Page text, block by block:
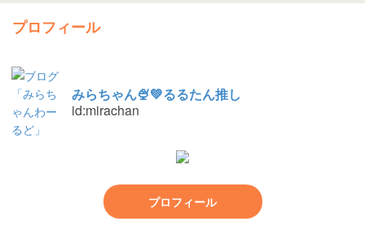
プロフィール
みらちゃん🍨💚るるたん推し
id:mirachan
プロフィール